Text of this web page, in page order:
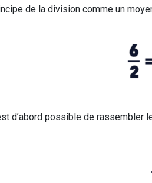
de la division comme un
d’abord possible de rassembler